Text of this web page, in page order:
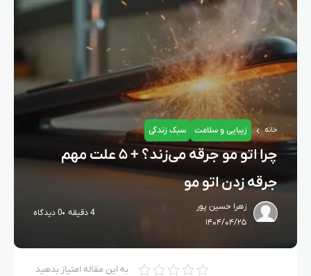
خانه زیبایی و سلامت سبک زندگی
چرا اتو مو جرقه می‌زند؟ + ۵ علت مهم
جرقه زدن اتو مو
زهرا حسین پور
۱۴۰۴/۰۴/۲۵
4 دقیقه 0 دیدگاه
به این مقاله امتیاز بدهید